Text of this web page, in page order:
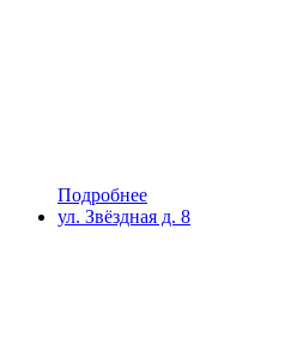
Подробнее
ул. Звёздная д. 8